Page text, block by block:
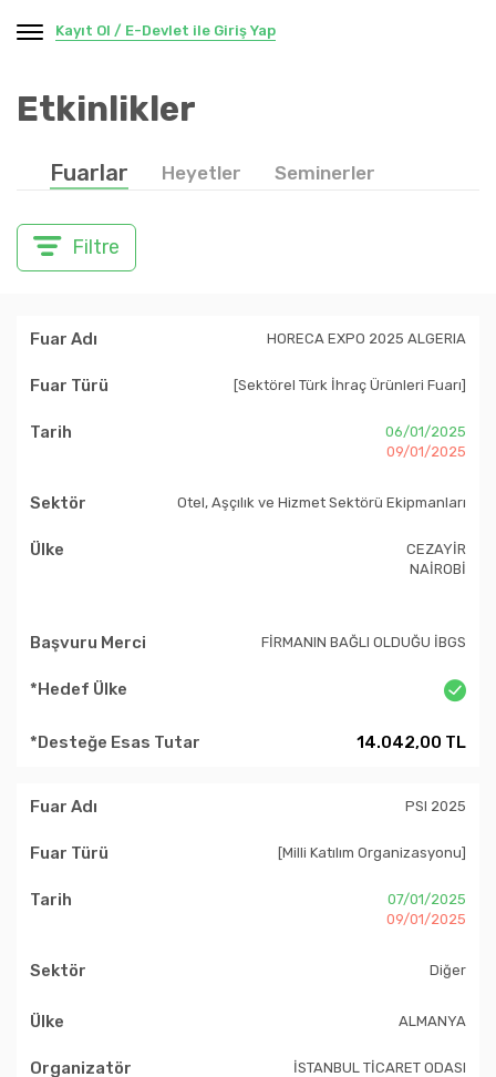
Kayıt Ol / E-Devlet ile Giriş Yap
Etkinlikler
Fuarlar Heyetler Seminerler
Filtre
HORECA EXPO 2025 ALGERIA
[Sektörel Türk İhraç Ürünleri Fuarı]
06/01/2025
09/01/2025
Otel, Aşçılık ve Hizmet Sektörü Ekipmanları
CEZAYİR
NAİROBİ
FİRMANIN BAĞLI OLDUĞU İBGS
14.042,00 TL
PSI 2025
[Milli Katılım Organizasyonu]
07/01/2025
09/01/2025
Diğer
ALMANYA
İSTANBUL TİCARET ODASI